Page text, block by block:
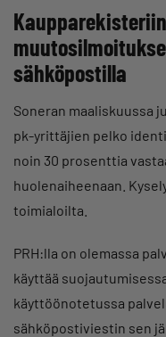
sähköpostilla
Soneran maaliskuussa
pk-yrittäjien pelko
noin 30 prosenttia
huolenaiheenaan.
toimialoilta.
PRH:lla on olemassa
käyttää
käyttöönotetussa
sähköpostiviestin sen